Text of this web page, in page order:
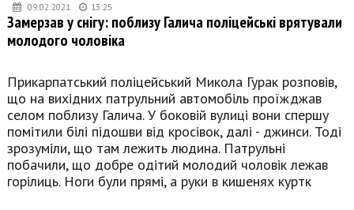
09.02.2021 13:25
Замерзав у снігу: поблизу Галича поліцейські врятували
молодого чоловіка
Прикарпатський поліцейський Микола Гурак розповів,
що на вихідних патрульний автомобіль проїжджав
селом поблизу Галича. У боковій вулиці вони спершу
помітили білі підошви від кросівок, далі - джинси. Тоді
зрозуміли, що там лежить людина. Патрульні
побачили, що добре одітий молодий чоловік лежав
горілиць. Ноги були прямі, а руки в кишенях куртк